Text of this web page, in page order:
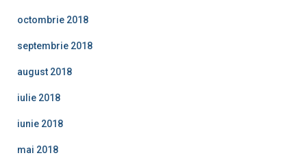
octombrie 2018
septembrie 2018
august 2018
iulie 2018
iunie 2018
mai 2018